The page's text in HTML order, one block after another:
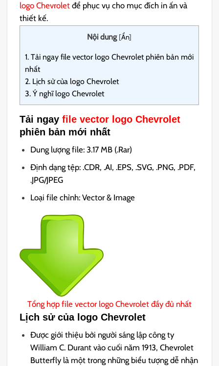
logo Chevrolet để phục vụ cho mục đích in ấn và
thiết kế.
Nội dung [Ẩn]
1. Tải ngay file vector logo Chevrolet phiên bản mới
nhất
2. Lịch sử của logo Chevrolet
3. Ý nghĩ logo Chevrolet
Tải ngayfile vector logo Chevrolet
phiên bản mới nhất
Dung lượng file: 3.17 MB (.Rar)
Định dạng tệp: .CDR, .AI, .EPS, .SVG, .PNG, .PDF,
.JPG/JPEG
Loại file chỉnh: Vector & Image
Tổng hợp file vector logo Chevrolet đầy đủ nhất
Lịch sử của logo Chevrolet
Được giới thiệu bởi người sáng lập công ty
William C. Durant vào cuối năm 1913, Chevrolet
Butterfly là một trong những biểu tượng dễ nhận